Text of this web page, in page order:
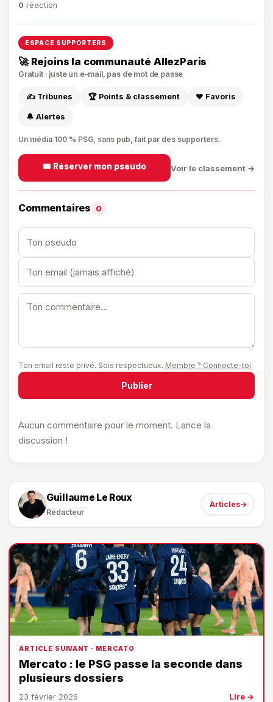
0 réaction
ESPACE SUPPORTERS
🚀 Rejoins la communauté AllezParis
Gratuit · juste un e-mail, pas de mot de passe
✍️ Tribunes 🏆 Points & classement ❤️ Favoris
🔔 Alertes
Un média 100 % PSG, sans pub, fait par des supporters.
🎟️ Réserver mon pseudo Voir le classement →
Commentaires 0
Ton email reste privé. Sois respectueux. Membre ? Connecte-toi
Publier
Aucun commentaire pour le moment. Lance la
discussion !
Guillaume Le Roux
Rédacteur
Articles→
ARTICLE SUIVANT · MERCATO
Mercato : le PSG passe la seconde dans
plusieurs dossiers
23 février 2026 Lire →